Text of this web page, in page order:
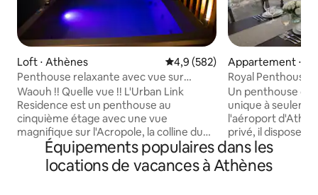
Loft ⋅ Athènes Évaluation moyenne sur la
4,9 (582)
Penthouse relaxante avec vue sur
l'Acropole et jacuzzi
Waouh !! Quelle vue !! L'Urban Link
Residence est un penthouse au
cinquième étage avec une vue
magnifique sur l'Acropole, la colline du
Lycabette et la ville d'Athènes. Un
espace vraiment unique à un
emplacement idéal avec un design
Appartement ⋅
Royal Penthouse
de l'aéroport
Un penthouse de
unique à
l'aéroport
privé, il dispose
lits
terrasse privée
pour une vue
Équipements populaires dans les
locations de vacances à Athènes